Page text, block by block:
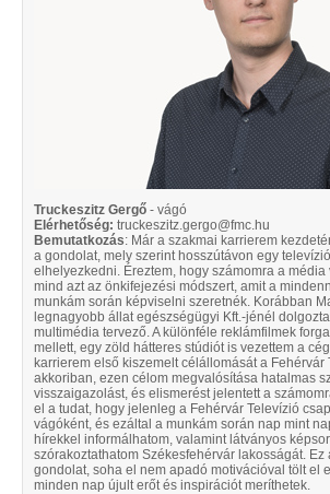
Truckeszitz Gergő - vágó
Elérhetőség: truckeszitz.gergo@fmc.hu
Bemutatkozás: Már a szakmai karrierem
a gondolat, mely szerint hosszútávon egy
elhelyezkedni. Éreztem, hogy számomra a média
mind azt az önkifejezési módszert, amit a
munkám során képviselni szeretnék. Korábban
legnagyobb állat egészségügyi Kft.-jénél
multimédia tervező. A különféle reklámfilmek
mellett, egy zöld hátteres stúdiót is vezettem a
karrierem első kiszemelt célállomását a Fehérvár
akkoriban, ezen célom megvalósítása hatalmas
visszaigazolást, és elismerést jelentett a
el a tudat, hogy jelenleg a Fehérvár Televízió
vágóként, és ezáltal a munkám során nap mint
hírekkel informálhatom, valamint látványos
szórakoztathatom Székesfehérvár lakosságát.
gondolat, soha el nem apadó motivációval tölt el
minden nap újult erőt és inspirációt meríthetek.